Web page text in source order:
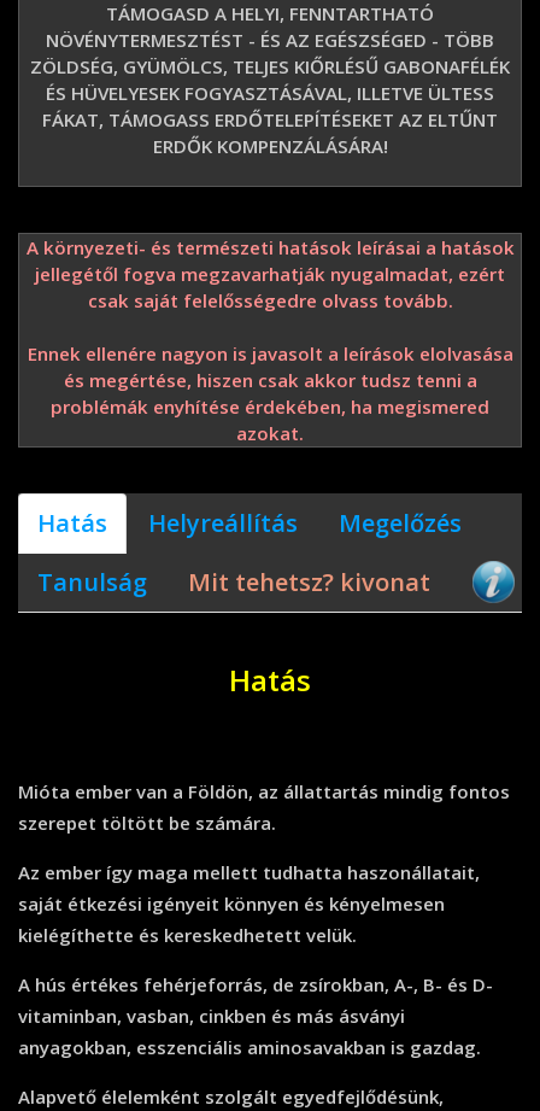
TÁMOGASD A HELYI, FENNTARTHATÓ
NÖVÉNYTERMESZTÉST - ÉS AZ EGÉSZSÉGED - TÖBB
ZÖLDSÉG, GYÜMÖLCS, TELJES KIŐRLÉSŰ GABONAFÉLÉK
ÉS HÜVELYESEK FOGYASZTÁSÁVAL, ILLETVE ÜLTESS
FÁKAT, TÁMOGASS ERDŐTELEPÍTÉSEKET AZ ELTŰNT
ERDŐK KOMPENZÁLÁSÁRA!
A környezeti- és természeti hatások leírásai a hatások
jellegétől fogva megzavarhatják nyugalmadat, ezért
csak saját felelősségedre olvass tovább.
Ennek ellenére nagyon is javasolt a leírások elolvasása
és megértése, hiszen csak akkor tudsz tenni a
problémák enyhítése érdekében, ha megismered
azokat.
Hatás Helyreállítás
Megelőzés
Tanulság
Mit tehetsz? kivonat
Hatás
Mióta ember van a Földön, az állattartás mindig fontos
szerepet töltött be számára.
Az ember így maga mellett tudhatta haszonállatait,
saját étkezési igényeit könnyen és kényelmesen
kielégíthette és kereskedhetett velük.
A hús értékes fehérjeforrás, de zsírokban, A-, B- és D-
vitaminban, vasban, cinkben és más ásványi
anyagokban, esszenciális aminosavakban is gazdag.
Alapvető élelemként szolgált egyedfejlődésünk,